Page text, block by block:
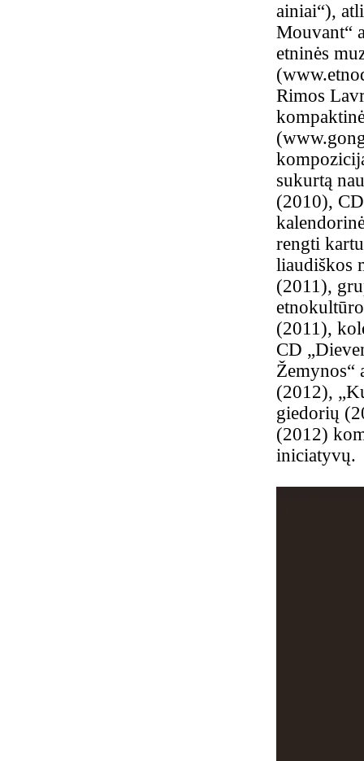
ainiai“),
Mouvant“
etninės
(
Rimos
(
sukurtą
(2010),
rengti
liaudiškos
(2011),
(2011),
CD
Žemynos“
(2012),
giedorių
(2012)
iniciatyvų.